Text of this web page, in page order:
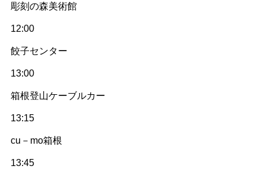
彫刻の森美術館
12:00
餃子センター
13:00
箱根登山ケーブルカー
13:15
cu－mo箱根
13:45